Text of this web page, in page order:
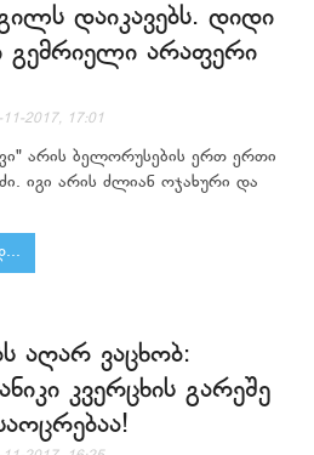
დაიკავებს. დიდი
გემრიელი არაფერი
11-2017, 17:01
არის ბელორუსების ერთ ერთი
იგი არის ძლიან ოჯახური და
აღარ ვაცხობ:
კვერცხის გარეშე